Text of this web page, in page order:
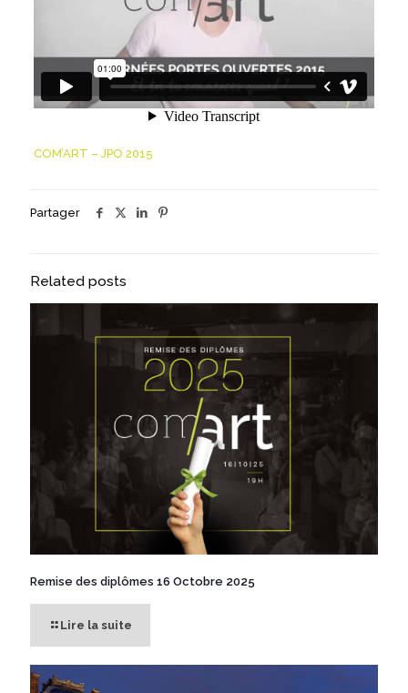
COM’ART – JPO 2015
Partager
Related posts
Remise des diplômes 16 Octobre 2025
Lire la suite